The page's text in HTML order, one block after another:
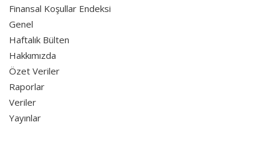
Finansal Koşullar Endeksi
Genel
Haftalık Bülten
Hakkımızda
Özet Veriler
Raporlar
Veriler
Yayınlar